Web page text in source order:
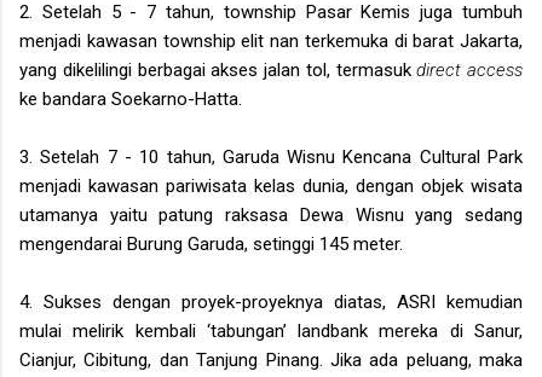
2. Setelah 5 - 7 tahun, township Pasar Kemis juga tumbuh
menjadi kawasan township elit nan terkemuka di barat Jakarta,
yang dikelilingi berbagai akses jalan tol, termasukdirect access
ke bandara Soekarno-Hatta.
3. Setelah 7 - 10 tahun, Garuda Wisnu Kencana Cultural Park
menjadi kawasan pariwisata kelas dunia, dengan objek wisata
utamanya yaitu patung raksasa Dewa Wisnu yang sedang
mengendarai Burung Garuda, setinggi 145 meter.
4. Sukses dengan proyek-proyeknya diatas, ASRI kemudian
mulai melirik kembali ‘tabungan’ landbank mereka di Sanur,
Cianjur, Cibitung, dan Tanjung Pinang. Jika ada peluang, maka